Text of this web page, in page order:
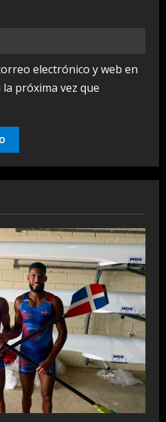
electrónico y web en
próxima vez que